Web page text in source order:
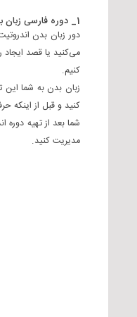
1_ دوره فارسی زبان بدن اندرو تیت :
دور زبان بدن
می‌کنید یا قصد ایجاد
کنیم.
زبان بدن به شما این
کنید و قبل از اینکه
شما بعد از تهیه
مدیریت کنید.